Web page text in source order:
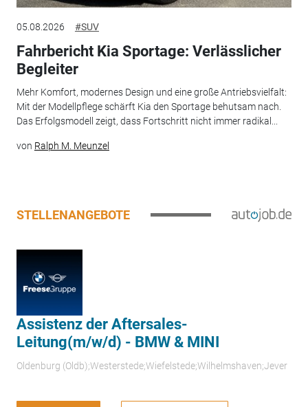
05.08.2026 #SUV
Fahrbericht Kia Sportage: Verlässlicher
Begleiter
Mehr Komfort, modernes Design und eine große Antriebsvielfalt:
Mit der Modellpflege schärft Kia den Sportage behutsam nach.
Das Erfolgsmodell zeigt, dass Fortschritt nicht immer radikal...
von Ralph M. Meunzel
STELLENANGEBOTE
Assistenz der Aftersales-
Leitung(m/w/d) - BMW & MINI
Oldenburg (Oldb);Westerstede;Wiefelstede;Wilhelmshaven;Jever